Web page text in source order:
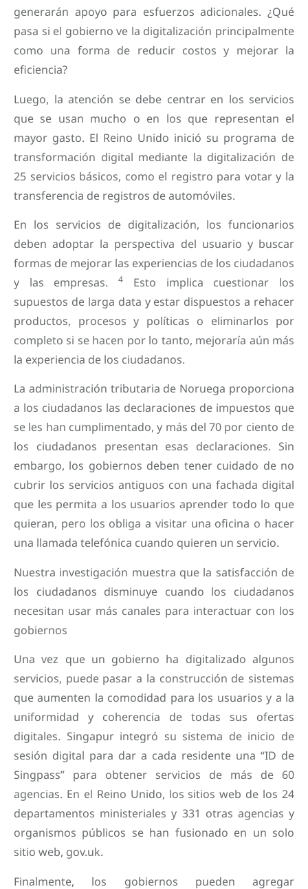
generarán apoyo para esfuerzos adicionales. ¿Qué
pasa si el gobierno ve la digitalización principalmente
como una forma de reducir costos y mejorar la
eficiencia?
Luego, la atención se debe centrar en los servicios
que se usan mucho o en los que representan el
mayor gasto. El Reino Unido inició su programa de
transformación digital mediante la digitalización de
25 servicios básicos, como el registro para votar y la
transferencia de registros de automóviles.
En los servicios de digitalización, los funcionarios
deben adoptar la perspectiva del usuario y buscar
formas de mejorar las experiencias de los ciudadanos
y las empresas.4
Esto implica cuestionar los
supuestos de larga data y estar dispuestos a rehacer
productos, procesos y políticas o eliminarlos por
completo si se hacen por lo tanto, mejoraría aún más
la experiencia de los ciudadanos.
La administración tributaria de Noruega proporciona
a los ciudadanos las declaraciones de impuestos que
se les han cumplimentado, y más del 70 por ciento de
los ciudadanos presentan esas declaraciones. Sin
embargo, los gobiernos deben tener cuidado de no
cubrir los servicios antiguos con una fachada digital
que les permita a los usuarios aprender todo lo que
quieran, pero los obliga a visitar una oficina o hacer
una llamada telefónica cuando quieren un servicio.
Nuestra investigación muestra que la satisfacción de
los ciudadanos disminuye cuando los ciudadanos
necesitan usar más canales para interactuar con los
gobiernos
Una vez que un gobierno ha digitalizado algunos
servicios, puede pasar a la construcción de sistemas
que aumenten la comodidad para los usuarios y a la
uniformidad y coherencia de todas sus ofertas
digitales. Singapur integró su sistema de inicio de
sesión digital para dar a cada residente una “ID de
Singpass” para obtener servicios de más de 60
agencias. En el Reino Unido, los sitios web de los 24
departamentos ministeriales y 331 otras agencias y
organismos públicos se han fusionado en un solo
sitio web, gov.uk.
Finalmente, los gobiernos pueden agregar